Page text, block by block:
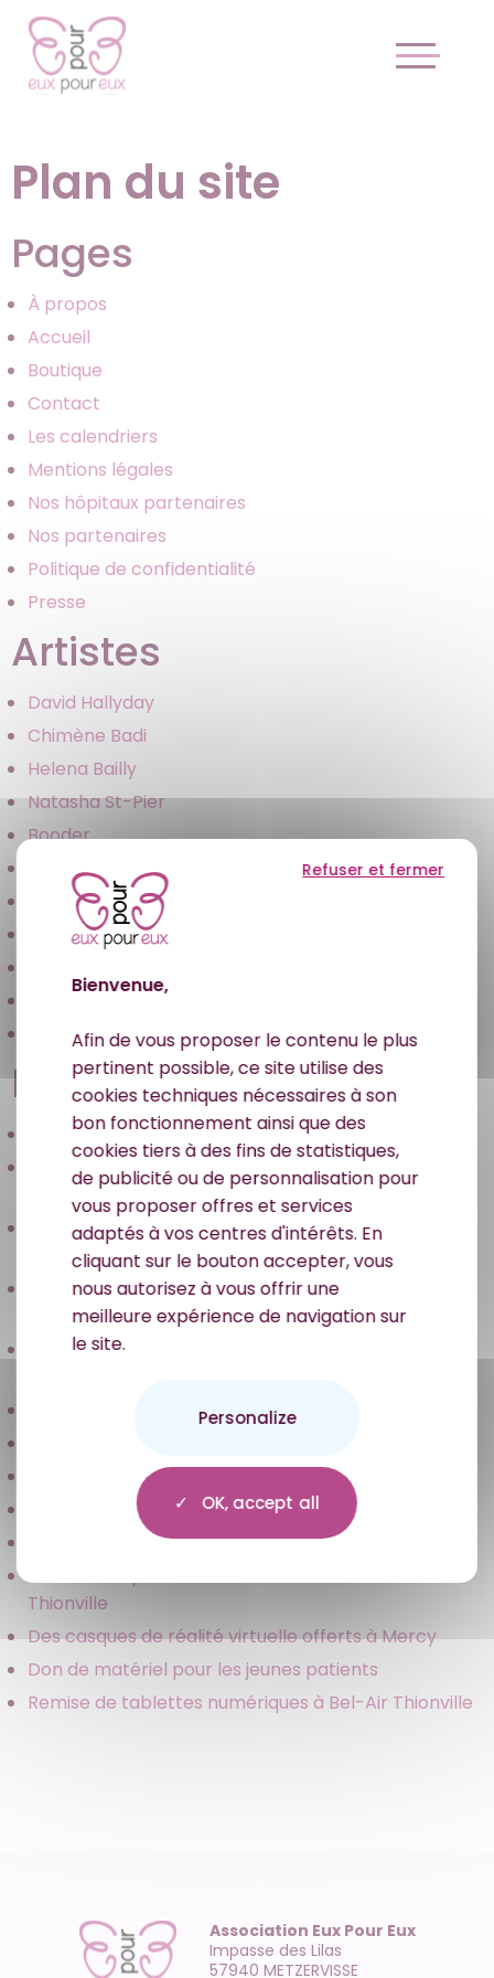
Plan du site
Pages
À propos
Accueil
Boutique
Contact
Les calendriers
Mentions légales
Nos hôpitaux partenaires
Nos partenaires
Politique de confidentialité
Presse
Artistes
David Hallyday
Chimène Badi
Helena Bailly
Natasha St-Pier
Booder
Élodie Fontan
Adeline Toniutti
Thomas Dutronc
Michèle Bernier
Projets
Le Père Noel rencontre les enfants à Mercy
Une journée Marsupilami magique pour les enfants
hospitalisés
Des cookies et des sourires avec Élodie Fontan à
l’hôpital
Des fauteuils-lits pour améliorer le confort des
familles à l’hôpital d’Épinal
Des jeux vidéo pour améliorer le quotidien des
Aménagement des espaces ludiques en pédiatrie
Projet “Souvenirs pour enfants nés sous anonymat”
Don de 168 livres à l’hôpital de Mercy (57)
Un casque RV et une tablette iPad Air au CH d’Épinal
Don de casques de réalité virtuelle à Bel-Air
Thionville
Des casques de réalité virtuelle offerts à Mercy
Don de matériel pour les jeunes patients
Remise de tablettes numériques à Bel-Air Thionville
Association Eux Pour Eux
Impasse des Lilas
57940 METZERVISSE
Bienvenue,
Afin de vous proposer le contenu le plus
pertinent possible, ce site utilise des
cookies techniques nécessaires à son
bon fonctionnement ainsi que des
cookies tiers à des fins de statistiques,
de publicité ou de personnalisation pour
vous proposer offres et services
adaptés à vos centres d'intérêts. En
cliquant sur le bouton accepter, vous
nous autorisez à vous offrir une
meilleure expérience de navigation sur
le site.
OK, accept all
Refuser et fermer
Personalize